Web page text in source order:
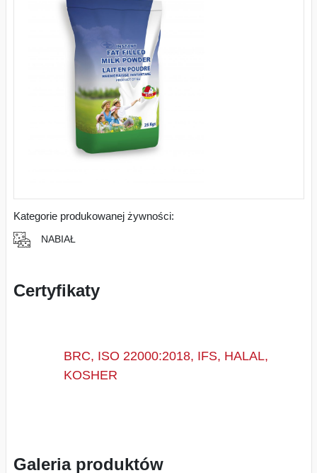
Kategorie produkowanej żywności:
NABIAŁ
Certyfikaty
BRC, ISO 22000:2018, IFS, HALAL,
KOSHER
Galeria produktów